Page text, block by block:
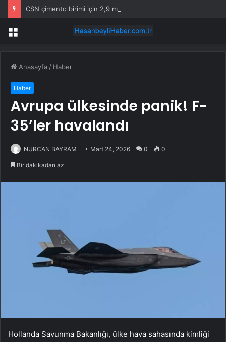
Menü
Anasayfa / Haber
Haber
Avrupa ülkesinde panik! F-
35’ler havalandı
NURCAN BAYRAM Mart 24, 2026 0 0
Bir dakikadan az
Hollanda Savunma Bakanlığı, ülke hava sahasında kimliği